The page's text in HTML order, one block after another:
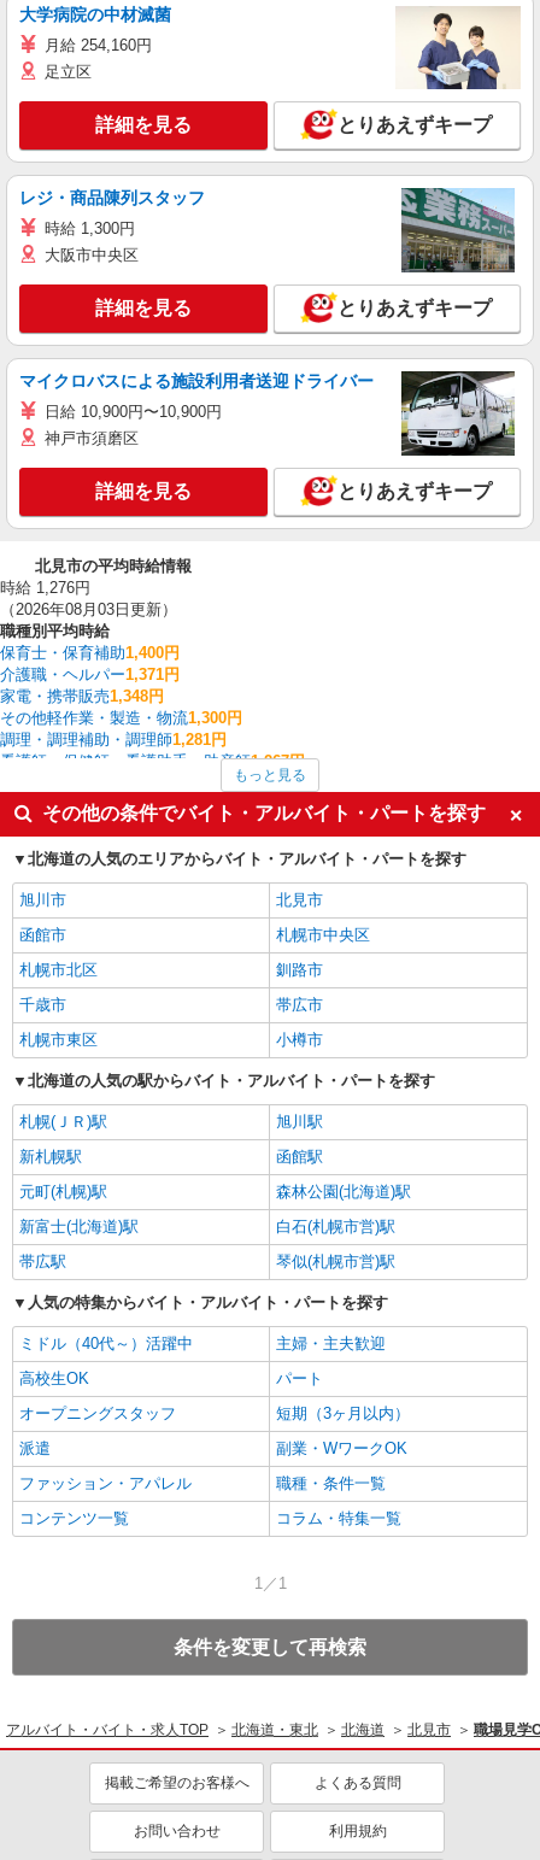
大学病院の中材滅菌
月給 254,160円
足立区
詳細を見る とりあえずキープ
レジ・商品陳列スタッフ
時給 1,300円
大阪市中央区
詳細を見る とりあえずキープ
マイクロバスによる施設利用者送迎ドライバー
日給 10,900円〜10,900円
神戸市須磨区
詳細を見る とりあえずキープ
北見市の平均時給情報
時給 1,276円
（2026年08月03日更新）
職種別平均時給
保育士・保育補助1,400円
介護職・ヘルパー1,371円
家電・携帯販売1,348円
その他軽作業・製造・物流1,300円
調理・調理補助・調理師1,281円
看護師・保健師・看護助手・助産師1,267円
作業療法士・理学療法士・言語聴覚士・視能訓練士
フロント・受付・フロア案内 1,260円
ファストフード・デリ
1,245円
アパレル販売
1,213円
北見市の他の職種の平均時給を見る
もっと見る
その他の条件でバイト・アルバイト・パートを探す
北海道の人気のエリアからバイト・アルバイト・パートを探す
旭川市
北見市
函館市
札幌市中央区
札幌市北区
釧路市
千歳市
帯広市
札幌市東区
小樽市
北海道の人気の駅からバイト・アルバイト・パートを探す
札幌(ＪＲ)駅
旭川駅
新札幌駅
函館駅
元町(札幌)駅
森林公園(北海道)駅
新富士(北海道)駅
白石(札幌市営)駅
帯広駅
琴似(札幌市営)駅
人気の特集からバイト・アルバイト・パートを探す
ミドル（40代～）活躍中
主婦・主夫歓迎
高校生OK
パート
オープニングスタッフ
短期（3ヶ月以内）
派遣
副業・WワークOK
ファッション・アパレル
職種・条件一覧
コンテンツ一覧
コラム・特集一覧
1／1
条件を変更して再検索
アルバイト・バイト・求人TOP 北海道・東北 北海道 北見市 職場見学
掲載ご希望のお客様へ よくある質問
お問い合わせ 利用規約